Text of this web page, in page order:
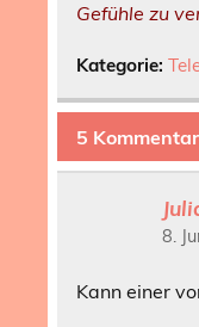
Gefühle zu
Kategorie:
5
8.
Kann einer